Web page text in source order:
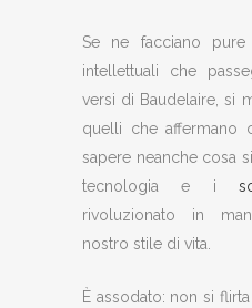
Se ne facciano
intellettuali che
versi di Baudelaire, si
quelli che affermano
sapere neanche cosa
tecnologia e i
rivoluzionato in
nostro stile di vita.
È assodato: non si